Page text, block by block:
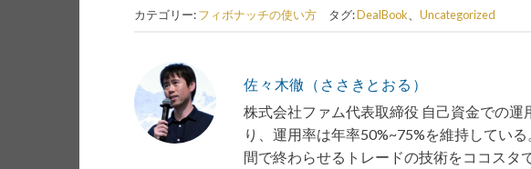
カテゴリー:フィボナッチの使い方 タグ:DealBook、 Uncategorized
佐々木徹（ささきとおる）
株式会社ファム代表取締役 自己資金での
り、運用率は年率50%~75%を維持してい
間で終わらせるトレードの技術をココスタ